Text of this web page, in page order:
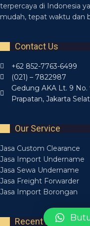
terpercaya di Indonesia
mudah, tepat waktu dan
Contact Us
+62 852-7763-6499
(021) – 7822987
Gedung AKA Lt. 9 No.
Prapatan, Jakarta
Our Service
Jasa Custom Clearance
Jasa Import Undername
Jasa Sewa Undername
Jasa Freight Forwarder
Jasa Import Borongan
Recent Posts